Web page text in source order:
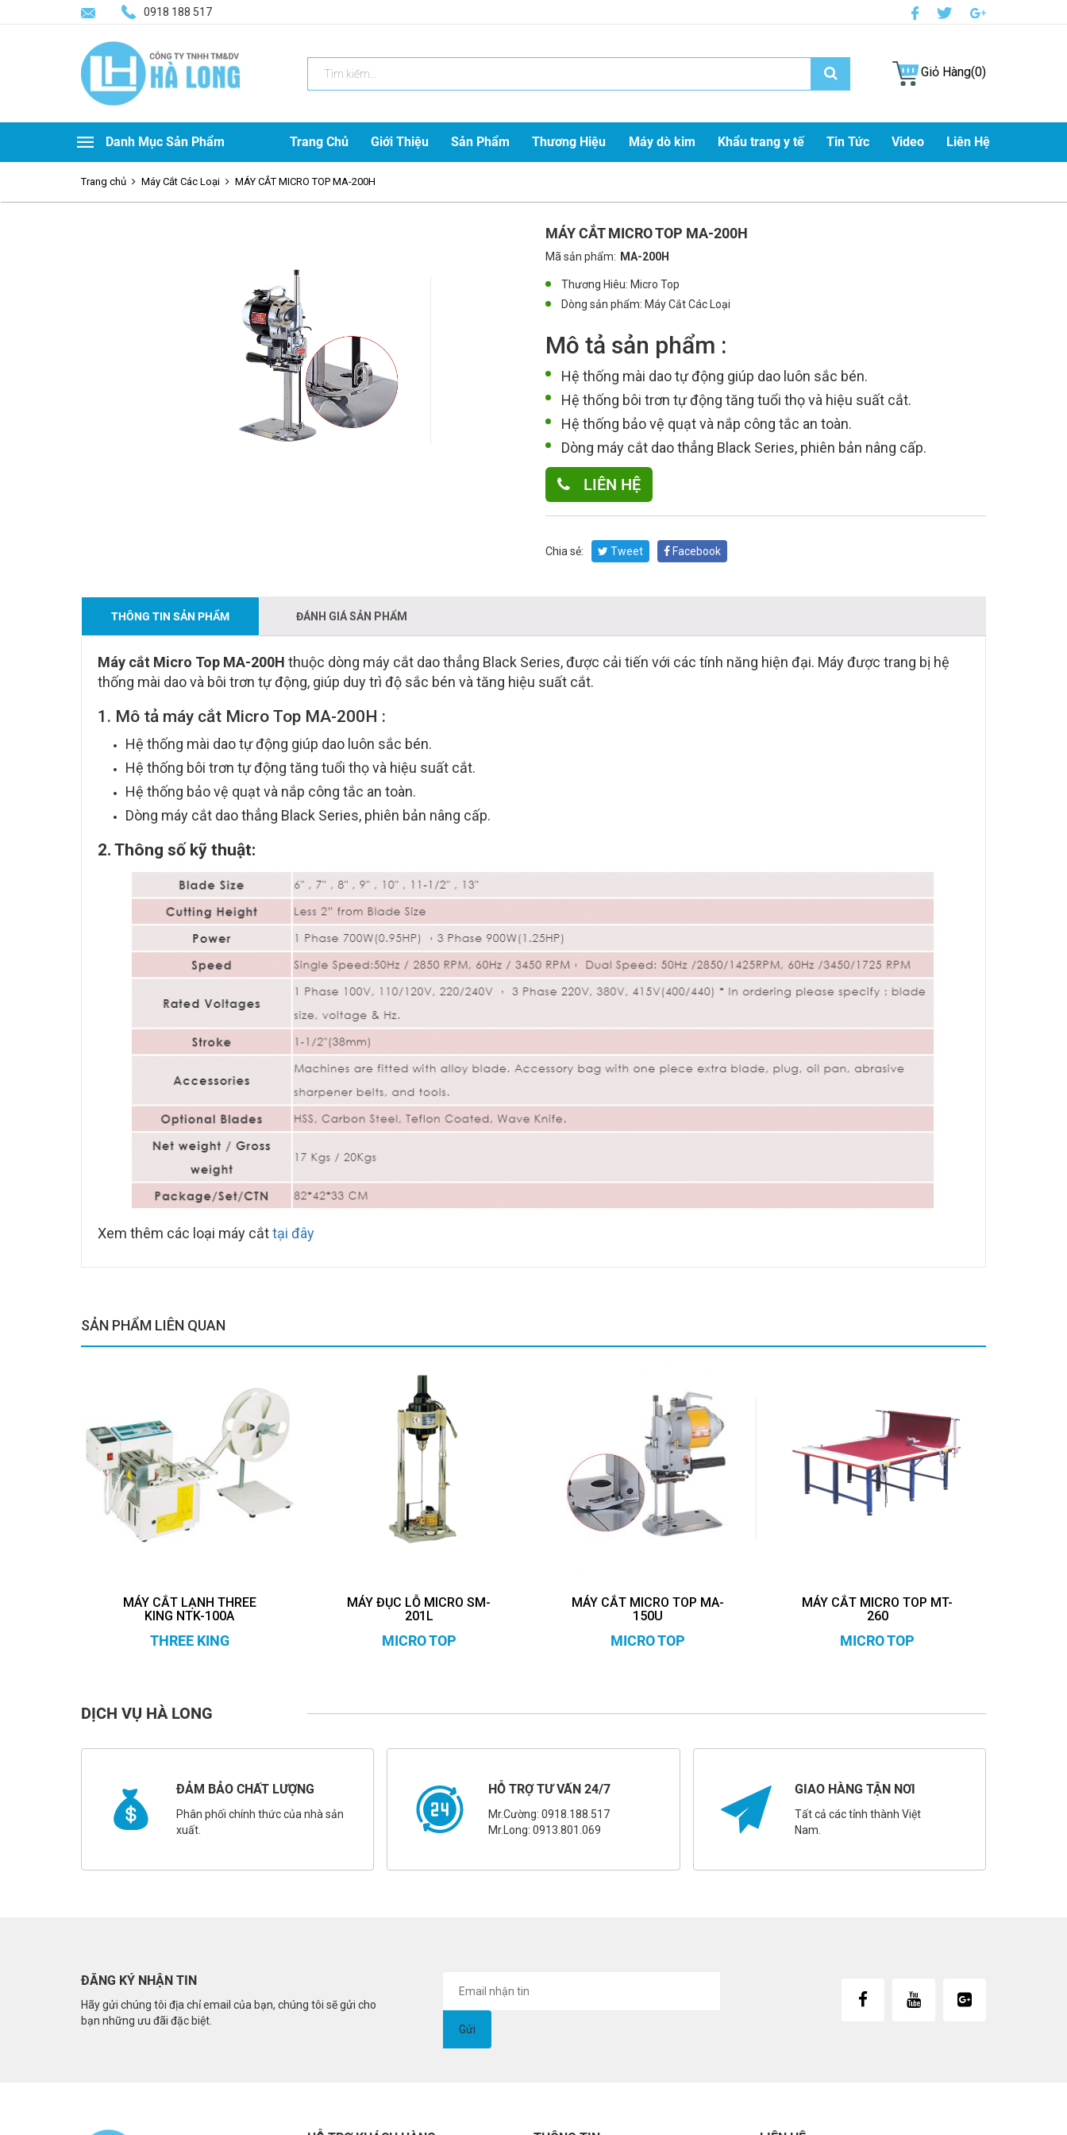
0918 188 517
Giỏ Hàng(0)
Danh Mục Sản Phẩm Trang Chủ Giới Thiệu Sản Phẩm Thương Hiệu Máy dò kim Khẩu trang y tế Tin Tức Video Liên Hệ
Trang chủ Máy Cắt Các Loại MÁY CẮT MICRO TOP MA-200H
MÁY CẮT MICRO TOP MA-200H
Mã sản phẩm: MA-200H
Thương Hiêu: Micro Top
Dòng sản phẩm: Máy Cắt Các Loại
Mô tả sản phẩm :
Hệ thống mài dao tự động giúp dao luôn sắc bén.
Hệ thống bôi trơn tự động tăng tuổi thọ và hiệu suất cắt.
Hệ thống bảo vệ quạt và nắp công tắc an toàn.
Dòng máy cắt dao thẳng Black Series, phiên bản nâng cấp.
LIÊN HỆ
Chia sẻ: Tweet Facebook
THÔNG TIN SẢN PHẨM ĐÁNH GIÁ SẢN PHẨM
Máy cắt Micro Top MA-200H thuộc dòng máy cắt dao thẳng Black Series, được cải tiến với các tính năng hiện đại. Máy được trang bị hệ
thống mài dao và bôi trơn tự động, giúp duy trì độ sắc bén và tăng hiệu suất cắt.
1. Mô tả máy cắt Micro Top MA-200H :
Hệ thống mài dao tự động giúp dao luôn sắc bén.
Hệ thống bôi trơn tự động tăng tuổi thọ và hiệu suất cắt.
Hệ thống bảo vệ quạt và nắp công tắc an toàn.
Dòng máy cắt dao thẳng Black Series, phiên bản nâng cấp.
2. Thông số kỹ thuật:
Xem thêm các loại máy cắttại đây
SẢN PHẨM LIÊN QUAN
MÁY CẮT LẠNH THREE
KING NTK-100A
THREE KING
MÁY ĐỤC LỖ MICRO SM-
201L
MICRO TOP
MÁY CẮT MICRO TOP MA-
150U
MICRO TOP
MÁY CẮT MICRO TOP MT-
260
MICRO TOP
DỊCH VỤ HÀ LONG
ĐẢM BẢO CHẤT LƯỢNG
Phân phối chính thức của nhà sản
xuất.
HỖ TRỢ TƯ VẤN 24/7
Mr.Cường: 0918.188.517
Mr.Long: 0913.801.069
GIAO HÀNG TẬN NƠI
Tất cả các tỉnh thành Việt
Nam.
ĐĂNG KÝ NHẬN TIN
Hãy gửi chúng tôi địa chỉ email của bạn, chúng tôi sẽ gửi cho
bạn những ưu đãi đặc biệt.